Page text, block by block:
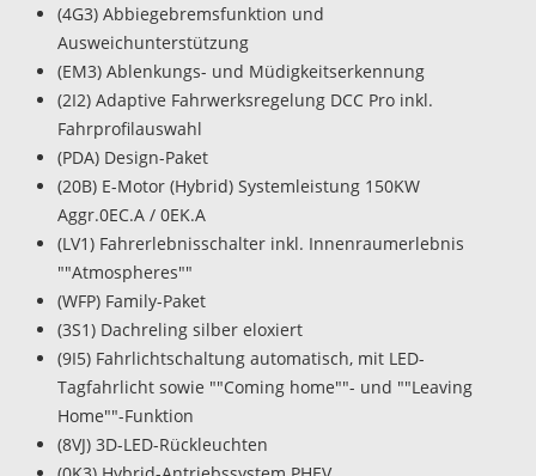
(4G3) Abbiegebremsfunktion und
Ausweichunterstützung
(EM3) Ablenkungs- und Müdigkeitserkennung
(2I2) Adaptive Fahrwerksregelung DCC Pro inkl.
Fahrprofilauswahl
(PDA) Design-Paket
(20B) E-Motor (Hybrid) Systemleistung 150KW
Aggr.0EC.A / 0EK.A
(LV1) Fahrerlebnisschalter inkl. Innenraumerlebnis
""Atmospheres""
(WFP) Family-Paket
(3S1) Dachreling silber eloxiert
(9I5) Fahrlichtschaltung automatisch, mit LED-
Tagfahrlicht sowie ""Coming home""- und ""Leaving
Home""-Funktion
(8VJ) 3D-LED-Rückleuchten